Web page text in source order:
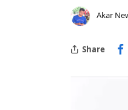
Akar
Share